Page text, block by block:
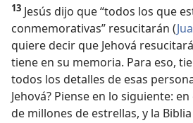
13 Jesús dijo que “todos los que
conmemorativas” resucitarán (
quiere decir que Jehová
tiene en su memoria. Para eso,
todos los detalles de esas
Jehová? Piense en lo siguiente:
de millones de estrellas, y la